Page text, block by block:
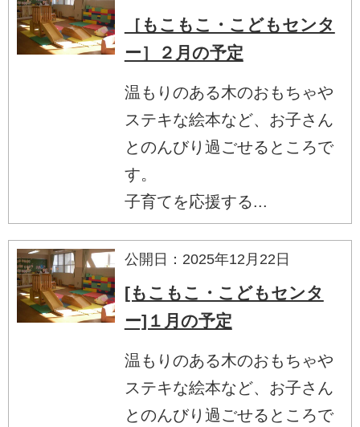
［もこもこ・こどもセンタ
ー］２月の予定
温もりのある木のおもちゃや
ステキな絵本など、お子さん
とのんびり過ごせるところで
す。
子育てを応援する...
公開日：2025年12月22日
[もこもこ・こどもセンタ
ー]１月の予定
温もりのある木のおもちゃや
ステキな絵本など、お子さん
とのんびり過ごせるところで